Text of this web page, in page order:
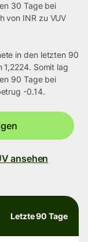
30 Tage bei
von INR zu VUV
in den letzten 90
1,2224. Somit lag
90 Tage bei
-0.14.
ansehen
Letzte 90 Tage